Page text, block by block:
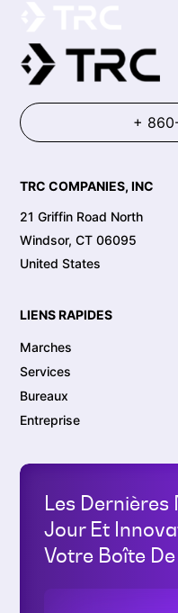
+
TRC COMPANIES, INC
21 Griffin Road North
Windsor, CT 06095
United States
LIENS RAPIDES
Marches
Services
Bureaux
Entreprise
Les Dernières
Jour Et
Votre Boîte